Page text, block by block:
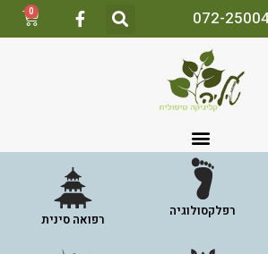
0
רפלקסולוגיה
רפואה סינית